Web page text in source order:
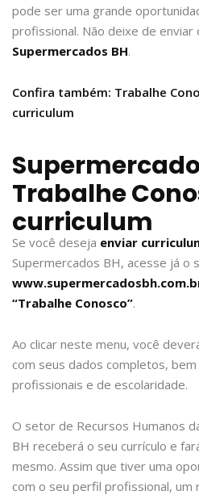
pode ser uma grande
profissional. Não deixe de enviar
Supermercados BH.
Confira também: Trabalhe
curriculum
Trabalhe
curriculum
Se você deseja enviar
Supermercados BH, acesse já o
“Trabalhe Conosco”.
Ao clicar neste menu, você
com seus dados completos,
profissionais e de escolaridade.
O setor de Recursos Humanos
BH receberá o seu currículo e
mesmo. Assim que tiver uma
com o seu perfil profissional,